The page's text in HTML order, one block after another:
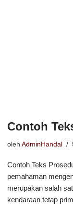
Contoh
oleh AdminHandal
Contoh Teks
pemahaman
merupakan salah
kendaraan tetap